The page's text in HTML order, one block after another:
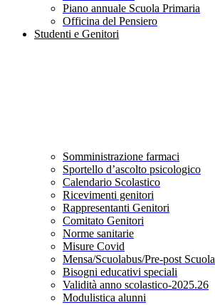
Piano annuale Scuola Primaria
Officina del Pensiero
Studenti e Genitori
Somministrazione farmaci
Sportello d’ascolto psicologico
Calendario Scolastico
Ricevimenti genitori
Rappresentanti Genitori
Comitato Genitori
Norme sanitarie
Misure Covid
Mensa/Scuolabus/Pre-post Scuola
Bisogni educativi speciali
Validità anno scolastico-2025.26
Modulistica alunni